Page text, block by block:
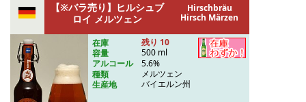
【※バラ売り】ヒルシュブ
ロイ メルツェン
Hirschbräu
Hirsch Märzen
在庫
残り 10
容量
500 ml
アルコール
5.6%
種類
メルツェン
生産地
バイエルン州